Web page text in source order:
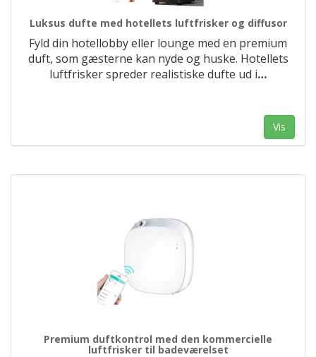
Luksus dufte med hotellets luftfrisker og diffusor
Fyld din hotellobby eller lounge med en premium
duft, som gæsterne kan nyde og huske. Hotellets
luftfrisker spreder realistiske dufte ud i…
Vis
Premium duftkontrol med den kommercielle
luftfrisker til badeværelset